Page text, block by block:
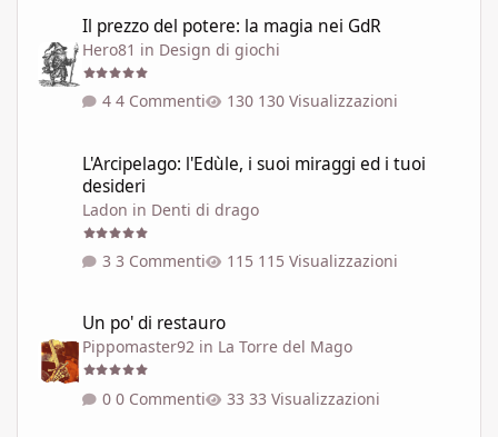
Il prezzo del potere: la magia nei GdR
Hero81 in Design di giochi
4 Commenti 130 Visualizzazioni
L'Arcipelago: l'Edùle, i suoi miraggi ed i tuoi
desideri
Ladon in Denti di drago
3 Commenti 115 Visualizzazioni
Un po' di restauro
Pippomaster92 in La Torre del Mago
0 Commenti 33 Visualizzazioni